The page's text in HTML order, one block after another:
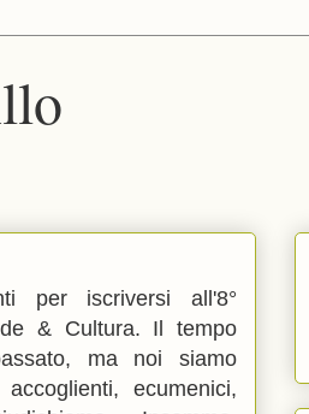
per iscriversi all'8°
& Cultura. Il tempo
ma noi siamo
accoglienti, ecumenici,